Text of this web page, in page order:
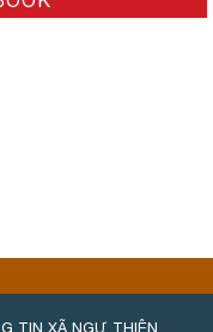
TIN XÃ NGỰ THIÊN